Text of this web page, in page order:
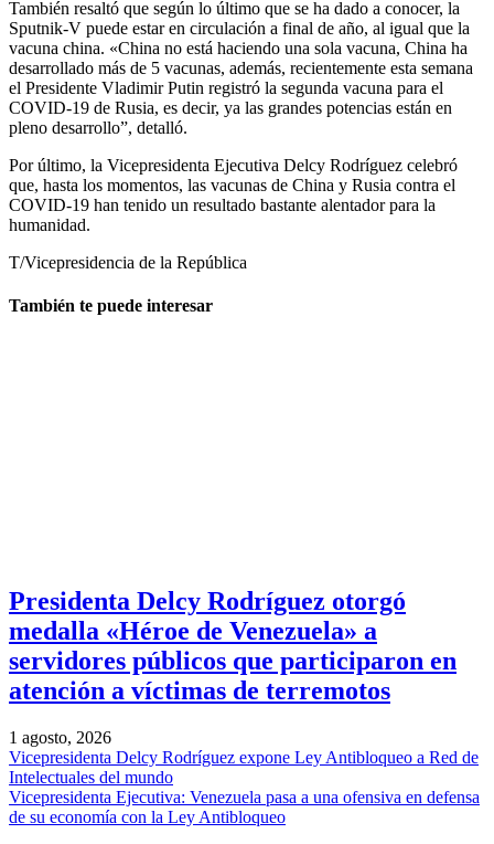
También resaltó que según lo último que se ha dado a conocer, la
Sputnik-V puede estar en circulación a final de año, al igual que la
vacuna china. «China no está haciendo una sola vacuna, China ha
desarrollado más de 5 vacunas, además, recientemente esta semana
el Presidente Vladimir Putin registró la segunda vacuna para el
COVID-19 de Rusia, es decir, ya las grandes potencias están en
pleno desarrollo”, detalló.
Por último, la Vicepresidenta Ejecutiva Delcy Rodríguez celebró
que, hasta los momentos, las vacunas de China y Rusia contra el
COVID-19 han tenido un resultado bastante alentador para la
humanidad.
T/Vicepresidencia de la República
También te puede interesar
Presidenta Delcy Rodríguez otorgó
medalla «Héroe de Venezuela» a
servidores públicos que participaron en
atención a víctimas de terremotos
1 agosto, 2026
Vicepresidenta Delcy Rodríguez expone Ley Antibloqueo a Red de
Intelectuales del mundo
Vicepresidenta Ejecutiva: Venezuela pasa a una ofensiva en defensa
de su economía con la Ley Antibloqueo